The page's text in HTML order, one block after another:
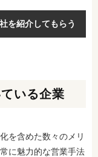
を紹介してもらう
いる企業
を含めた数々のメリ
に魅力的な営業手法